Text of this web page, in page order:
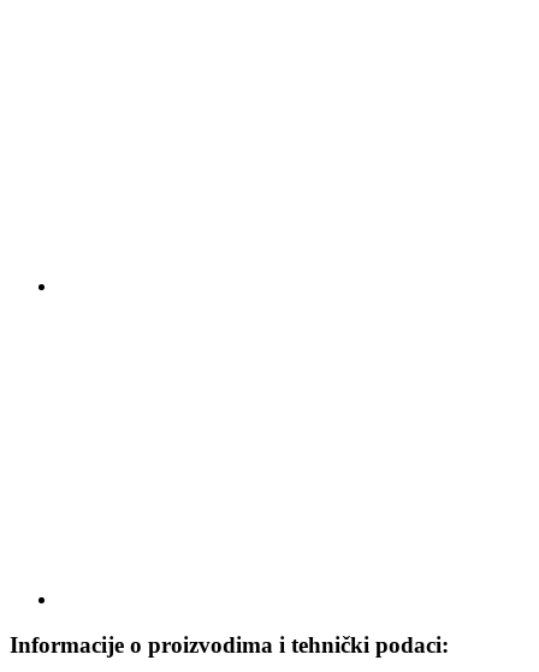
Informacije o proizvodima i tehnički podaci: